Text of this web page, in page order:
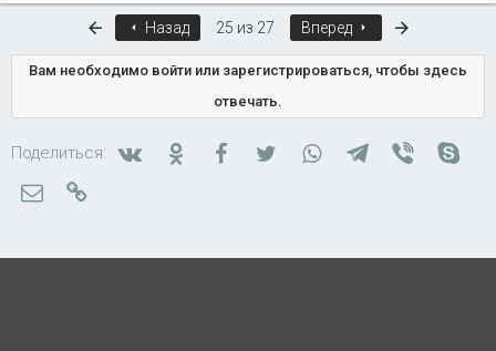
ПервыйНазад 25 из 27 Вперед
Вам необходимо войти или зарегистрироваться, чтобы здесь
отвечать.
Поделиться: ВконтактеОдноклассники
FacebookTwitterWhatsAppTelegram
Viber
Электронная почта